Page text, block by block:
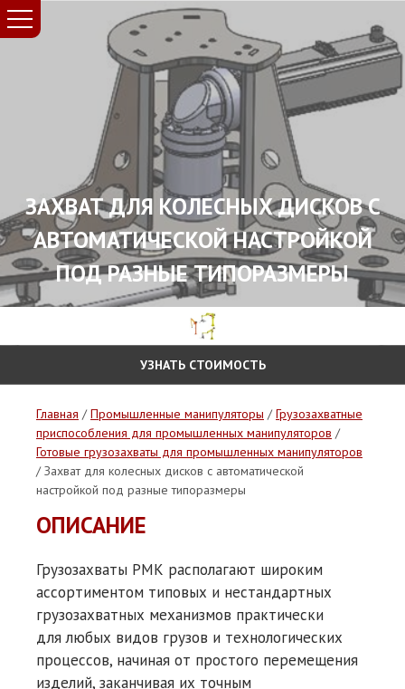
ЗАХВАТ ДЛЯ КОЛЕСНЫХ ДИСКОВ С
АВТОМАТИЧЕСКОЙ НАСТРОЙКОЙ
ПОД РАЗНЫЕ ТИПОРАЗМЕРЫ
УЗНАТЬ СТОИМОСТЬ
Главная /Промышленные манипуляторы /Грузозахватные
приспособления для промышленных манипуляторов /
Готовые грузозахваты для промышленных манипуляторов
/ Захват для колесных дисков с автоматической
настройкой под разные типоразмеры
ОПИСАНИЕ
Грузозахваты РМК располагают широким
ассортиментом типовых и нестандартных
грузозахватных механизмов практически
для любых видов грузов и технологических
процессов, начиная от простого перемещения
изделий, заканчивая их точным